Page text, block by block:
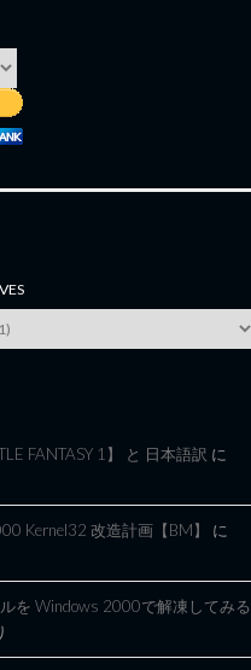
FANTASY 1】 と 日本語訳 に
Kernel32 改造計画【BM】
に
を Windows 2000で解凍してみる